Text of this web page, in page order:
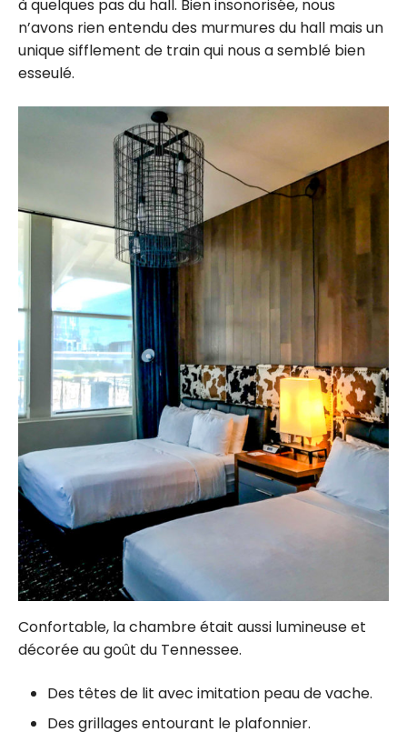
à quelques pas du hall. Bien insonorisée, nous
n’avons rien entendu des murmures du hall mais un
unique sifflement de train qui nous a semblé bien
esseulé.
Confortable, la chambre était aussi lumineuse et
décorée au goût du Tennessee.
Des têtes de lit avec imitation peau de vache.
Des grillages entourant le plafonnier.